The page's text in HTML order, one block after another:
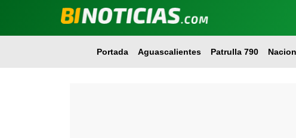
Portada Aguascalientes Patrulla 790